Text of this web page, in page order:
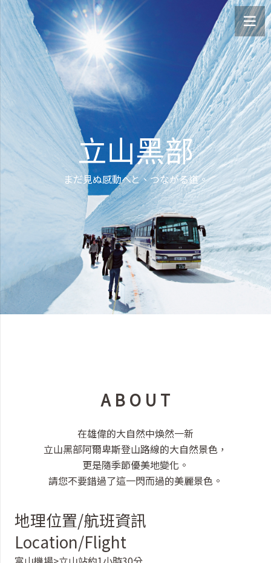
立山黑部
まだ見ぬ感動へと、つながる道。
A B O U T
在雄偉的大自然中煥然一新
立山黑部阿爾卑斯登山路線的大自然景色，
更是隨季節優美地變化。
請您不要錯過了這一閃而過的美麗景色。
地理位置/航班資訊
Location/Flight